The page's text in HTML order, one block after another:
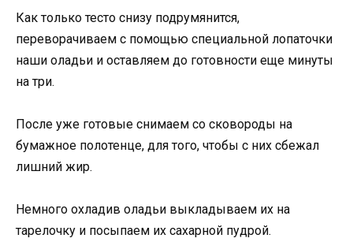
Как только тесто снизу подрумянится,
переворачиваем с помощью специальной лопаточки
наши оладьи и оставляем до готовности еще минуты
на три.
После уже готовые снимаем со сковороды на
бумажное полотенце, для того, чтобы с них сбежал
лишний жир.
Немного охладив оладьи выкладываем их на
тарелочку и посыпаем их сахарной пудрой.